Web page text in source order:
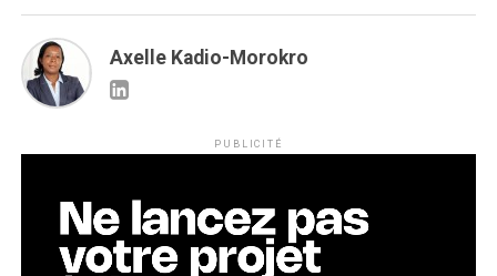
Axelle Kadio-Morokro
PUBLICITÉ